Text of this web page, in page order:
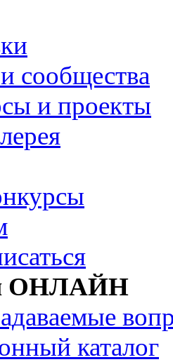
сообщества
и проекты
ОНЛАЙН
каталог